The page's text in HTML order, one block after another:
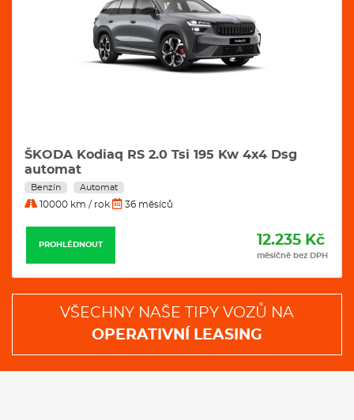
ŠKODA Kodiaq RS 2.0 Tsi 195 Kw 4x4 Dsg
automat
Benzín Automat
10000 km / rok 36 měsíců
PROHLÉDNOUT 12.235 Kč
měsíčně bez DPH
VŠECHNY NAŠE TIPY VOZŮ NA
OPERATIVNÍ LEASING